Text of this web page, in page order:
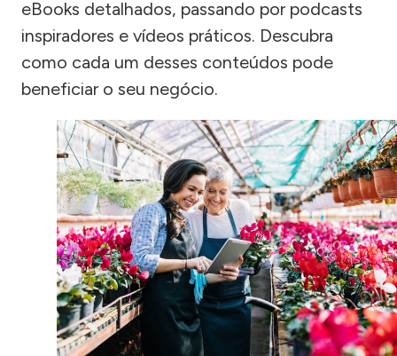
eBooks detalhados, passando por podcasts
inspiradores e vídeos práticos. Descubra
como cada um desses conteúdos pode
beneficiar o seu negócio.